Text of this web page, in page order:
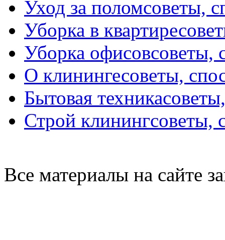
Уход за поломсоветы,
Уборка в квартире
Уборка офисовсоветы,
О клинингесоветы,
Бытовая техника
Строй клинингсоветы,
Все материалы на сайте